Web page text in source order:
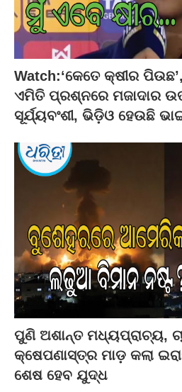
Watch:‘କେତେ କ୍ଷୀର
ଏମିତି ପ୍ରଶ୍ନରେ ମଜାଦାର
ସୂର୍ଯ୍ୟବଂଶୀ, ଭିଡ଼ିଓ ହେଉଛି
ପୁଣି ଅଶାନ୍ତ ମଧ୍ୟପ୍ରାଚ୍ୟ,
କ୍ଷେପଣାସ୍ତ୍ର ମାଡ଼ କଲା
ଶେଷ ହେବ ଯୁଦ୍ଧ